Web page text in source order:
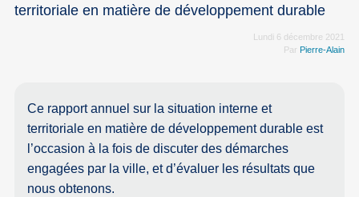
territoriale en matière de développement durable
Lundi 6 décembre 2021
Par Pierre-Alain
Ce rapport annuel sur la situation interne et
territoriale en matière de développement durable est
l’occasion à la fois de discuter des démarches
engagées par la ville, et d’évaluer les résultats que
nous obtenons.